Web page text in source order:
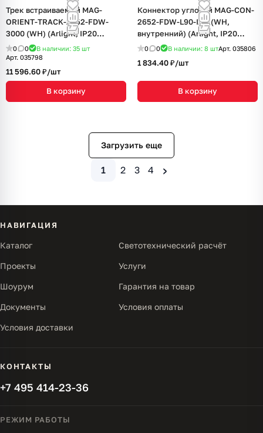
Трек встраиваемый MAG-
ORIENT-TRACK-2652-FDW-
3000 (WH) (Arlight, IP20
Металл, 3 года)
0 0 В наличии: 35 шт
Арт. 035798
11 596.60 ₽/шт
В корзину
Коннектор угловой MAG-CON-
2652-FDW-L90-INT (WH,
внутренний) (Arlight, IP20
Металл, 3 года)
0 0 В наличии: 8 штАрт. 035806
1 834.40 ₽/шт
В корзину
Загрузить еще
1 2 3 4 ›
НАВИГАЦИЯ
Каталог Светотехнический расчёт
Проекты Услуги
Шоурум Гарантия на товар
Документы Условия оплаты
Условия доставки
КОНТАКТЫ
+7 495 414-23-36
РЕЖИМ РАБОТЫ